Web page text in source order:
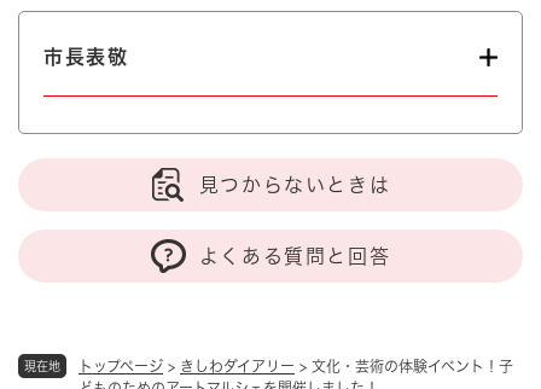
現在地 トップページ > きしわダイアリー > 文化・芸術の体験イベント！子
市長表敬
見つからないときは
よくある質問と回答